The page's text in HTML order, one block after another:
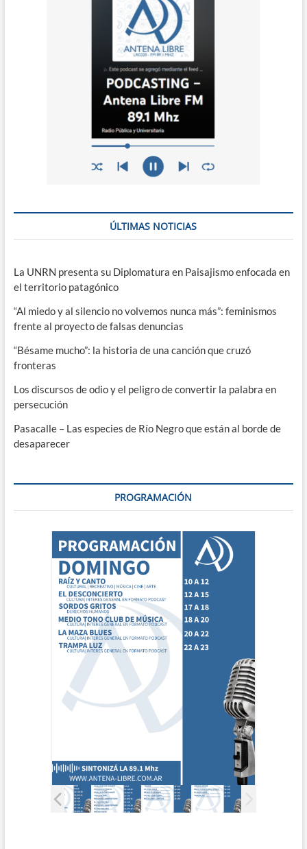
ÚLTIMAS NOTICIAS
La UNRN presenta su Diplomatura en Paisajismo enfocada en
el territorio patagónico
“Al miedo y al silencio no volvemos nunca más”: feminismos
frente al proyecto de falsas denuncias
“Bésame mucho”: la historia de una canción que cruzó
fronteras
Los discursos de odio y el peligro de convertir la palabra en
persecución
Pasacalle – Las especies de Río Negro que están al borde de
desaparecer
PROGRAMACIÓN